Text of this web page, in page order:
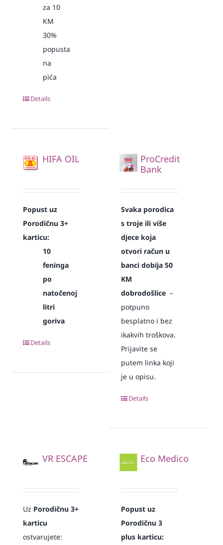
za 10
KM
30%
popusta
na
pića
Details
HIFA OIL
Popust uz
Porodičnu 3+
karticu:
10
feninga
po
natočenoj
litri
goriva
Details
ProCredit
Bank
Svaka porodica
s troje ili više
djece koja
otvori račun u
banci dobija 50
KM
dobrodošlice –
potpuno
besplatno i bez
ikakvih troškova.
Prijavite se
putem linka koji
je u opisu.
Details
VR ESCAPE
Uz Porodičnu 3+
karticu
ostvarujete:
Eco Medico
Popust uz
Porodičnu 3
plus karticu: